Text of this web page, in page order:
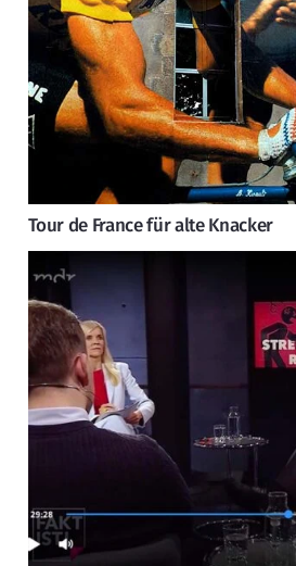
Tour de France für alte Knacker